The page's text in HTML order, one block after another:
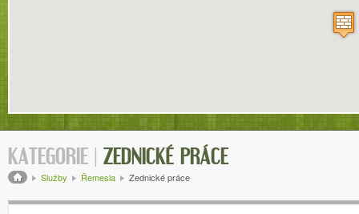
KATEGORIE | ZEDNICKÉ PRÁCE
Drobečková navigace
Služby Řemesla Zednické práce